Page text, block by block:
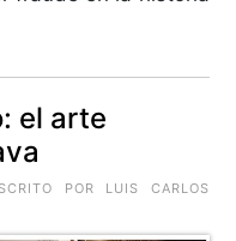
el arte
POR LUIS CARLOS